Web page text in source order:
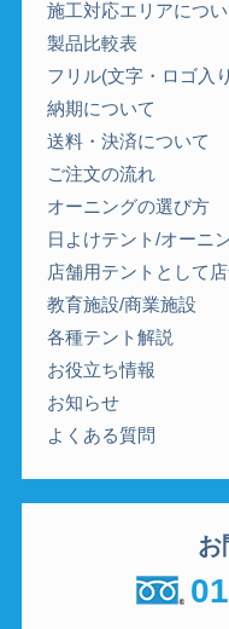
施工対応エリアについ
製品比較表
フリル(文字・ロゴ入
納期について
送料・決済について
ご注文の流れ
オーニングの選び方
日よけテント/オーニ
店舗用テントとして
教育施設/商業施設
各種テント解説
お役立ち情報
お知らせ
よくある質問
お